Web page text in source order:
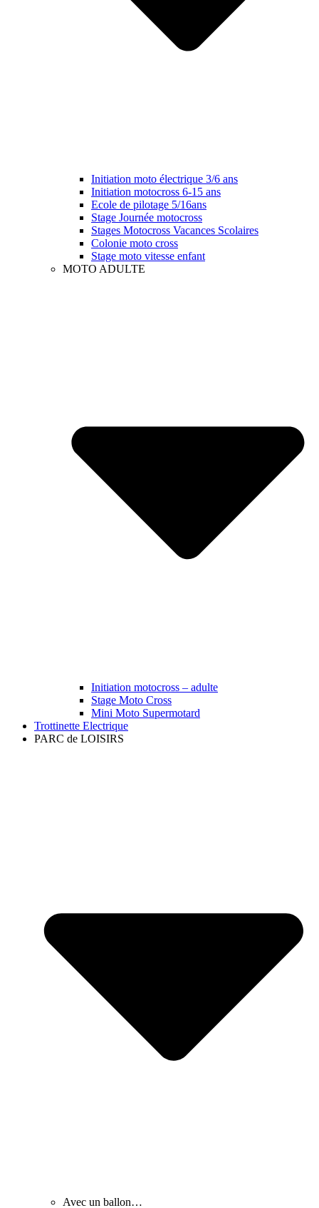
Initiation moto électrique 3/6 ans
Initiation motocross 6-15 ans
Ecole de pilotage 5/16ans
Stage Journée motocross
Stages Motocross Vacances Scolaires
Colonie moto cross
Stage moto vitesse enfant
MOTO ADULTE
Initiation motocross – adulte
Stage Moto Cross
Mini Moto Supermotard
Trottinette Electrique
PARC de LOISIRS
Avec un ballon…